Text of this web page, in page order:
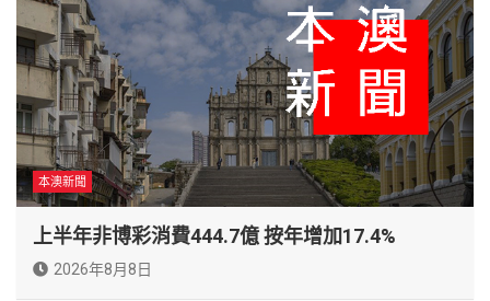
本澳新聞
上半年非博彩消費444.7億 按年增加17.4%
2026年8月8日